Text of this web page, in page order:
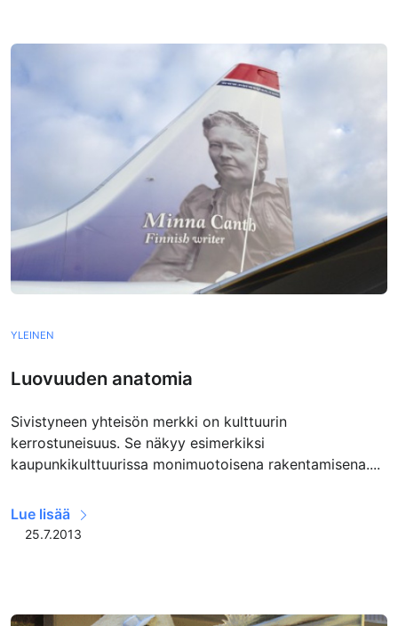
YLEINEN
Luovuuden anatomia
Sivistyneen yhteisön merkki on kulttuurin
kerrostuneisuus. Se näkyy esimerkiksi
kaupunkikulttuurissa monimuotoisena rakentamisena....
Lue lisää
25.7.2013